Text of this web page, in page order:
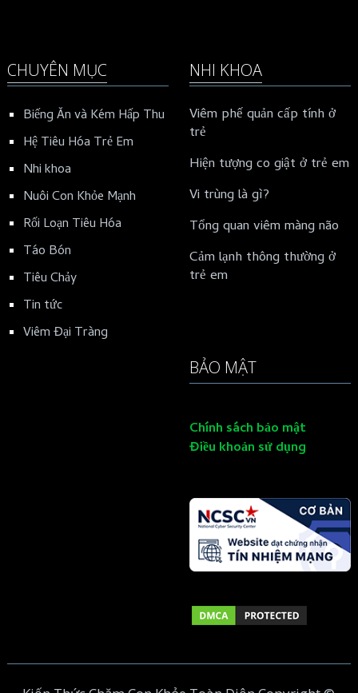
CHUYÊN MỤC
Biếng Ăn và Kém Hấp Thu
Hệ Tiêu Hóa Trẻ Em
Nhi khoa
Nuôi Con Khỏe Mạnh
Rối Loạn Tiêu Hóa
Táo Bón
Tiêu Chảy
Tin tức
Viêm Đại Tràng
NHI KHOA
Viêm phế quản cấp tính ở
trẻ
Hiện tượng co giật ở trẻ em
Vi trùng là gì?
Tổng quan viêm màng não
Cảm lạnh thông thường ở
trẻ em
BẢO MẬT
Chính sách bảo mật
Điều khoản sử dụng